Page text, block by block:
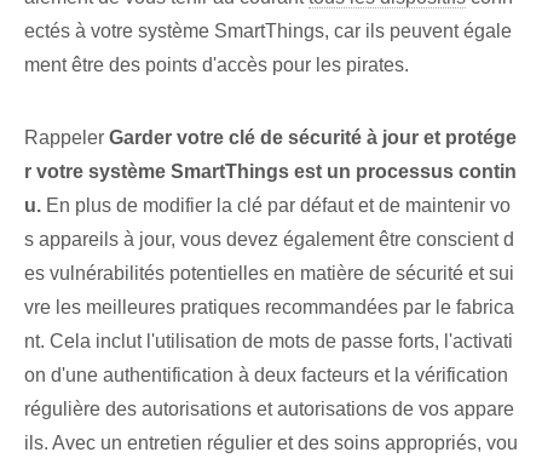
ectés à votre ‌système SmartThings, car ils peuvent égale
ment être des points d'accès⁢ pour les pirates.
Rappeler Garder votre clé de sécurité à jour et protége
r votre système SmartThings est un processus contin
u. En plus de modifier la clé par défaut et de maintenir vo
s appareils à jour, vous devez également être conscient d
es vulnérabilités potentielles en matière de sécurité et sui
vre les meilleures pratiques recommandées par le fabrica
nt. Cela inclut l'utilisation de mots de passe forts, l'activati
on d'une authentification à deux facteurs et la vérification
régulière des autorisations et autorisations de vos appare
ils. Avec un entretien régulier et des soins appropriés, vou